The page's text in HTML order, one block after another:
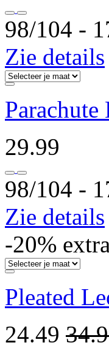
98/104 ‐
Zie details
29.99
98/104 ‐
Zie details
-20%
Pleated
24.49